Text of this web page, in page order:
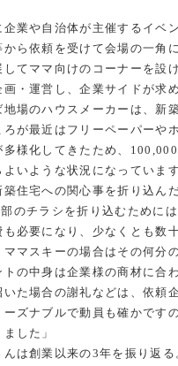
業や自治体が主催するイベン
から依頼を受けて会場の一角
してママ向けのコーナーを設
画・運営し、企業サイドが求
場のハウスメーカーは、新
ろが最近はフリーペーパーや
多様化してきたため、
よいような状況になっていま
築住宅への関心事を折り込ん
のチラシを折り込むために
も必要になり、少なくとも数
ママスキーの場合はその何分
の中身は企業様の商材に合
いた場合の謝礼などは、依頼
ーズナブルで動員も確かです
した」
は創業以来の3年を振り返る